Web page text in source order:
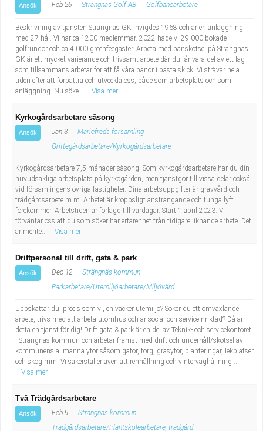
Ansök Feb 26 Strängnäs Golf AB Golfbanearbetare
Beskrivning av tjänsten Strängnäs GK invigdes 1968 och är en anläggning
med 27 hål. Vi har ca 1200 medlemmar. 2022 hade vi 29 000 bokade
golfrundor och ca 4 000 greenfeegäster. Arbeta med banskötsel på Strängnäs
GK är ett mycket varierande och trivsamt arbete där du får vara del av ett lag
som tillsammans arbetar för att få våra banor i bästa skick. Vi strävar hela
tiden efter att förbättra och utveckla oss, både som arbetsplats och som
anläggning. Nu söke...
Visa mer
Kyrkogårdsarbetare säsong
Ansök Jan 3
Mariefreds församling
Griftegårdsarbetare/Kyrkogårdsarbetare
Kyrkogårdsarbetare 7,5 månader säsong. Som kyrkogårdsarbetare har du din
huvudsakliga arbetsplats på kyrkogården, men tjänstgör till vissa delar också
vid församlingens övriga fastigheter. Dina arbetsuppgifter är gravvård och
trädgårdsarbete m.m. Arbetet är kroppsligt ansträngande och tunga lyft
förekommer. Arbetstiden är förlagd till vardagar. Start 1 april 2023. Vi
förväntar oss att du som söker har erfarenhet från tidigare liknande arbete. Det
är merite...
Visa mer
Driftpersonal till drift, gata & park
Ansök Dec 12
Strängnäs kommun
Parkarbetare/Utemiljöarbetare/Miljövärd
Uppskattar du, precis som vi, en vacker utemiljö? Söker du ett omväxlande
arbete, trivs med att arbeta utomhus och är social och serviceinriktad? Då är
detta en tjänst för dig! Drift gata & park är en del av Teknik- och servicekontoret
i Strängnäs kommun och arbetar främst med drift och underhåll/skötsel av
kommunens allmänna ytor såsom gator, torg, gräsytor, planteringar, lekplatser
och skog mm. Vi säkerställer även att renhållning och vinterväghållning ...
Visa mer
Två Trädgårdsarbetare
Ansök Feb 9
Strängnäs kommun
Trädgårdsarbetare/Plantskolearbetare, trädgård